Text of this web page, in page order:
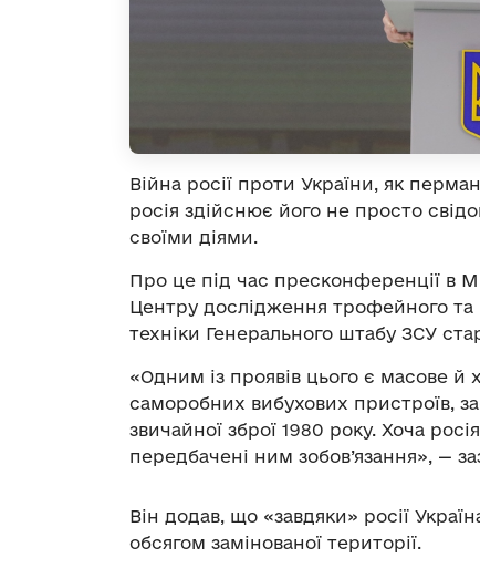
Війна росії проти України, як
росія здійснює його не просто
своїми діями.
Про це під час пресконференції в
Центру дослідження трофейного та
техніки Генерального штабу ЗСУ
«Одним із проявів цього є масове й
саморобних вибухових пристроїв,
звичайної зброї 1980 року. Хоча
передбачені ним зобов’язання», —
Він додав, що «завдяки» росії
обсягом замінованої території.